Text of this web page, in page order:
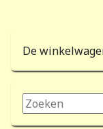
De
Zoeken...